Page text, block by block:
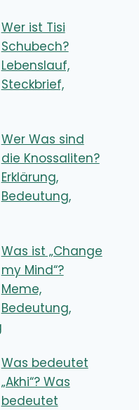
Wer ist Tisi
Schubech?
Lebenslauf,
Steckbrief,
Wer Was sind
die Knossaliten?
Erklärung,
Bedeutung,
Was ist „Change
my Mind“?
Meme,
Bedeutung,
Was bedeutet
„Akhi“? Was
bedeutet